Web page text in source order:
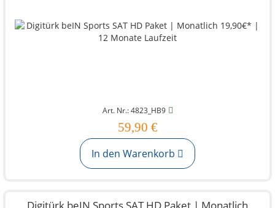
Art. Nr.: 4823_HB9
59,90 €
In den Warenkorb